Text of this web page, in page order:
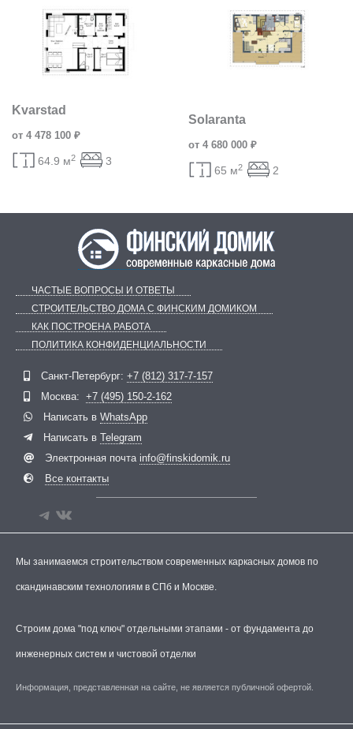
Kvarstad
от 4 478 100 ₽
64.9 м2 3
Solaranta
от 4 680 000 ₽
65 м2 2
ЧАСТЫЕ ВОПРОСЫ И ОТВЕТЫ
СТРОИТЕЛЬСТВО ДОМА С ФИНСКИМ ДОМИКОМ
КАК ПОСТРОЕНА РАБОТА
ПОЛИТИКА КОНФИДЕНЦИАЛЬНОСТИ
Санкт-Петербург: +7 (812) 317-7-157
Москва: +7 (495) 150-2-162
Написать в WhatsApp
Написать в Telegram
Электронная почта info@finskidomik.ru
Все контакты
Мы занимаемся строительством современных каркасных домов по
скандинавским технологиям в СПб и Москве.
Строим дома "под ключ" отдельными этапами - от фундамента до
инженерных систем и чистовой отделки
Информация, представленная на сайте, не является публичной офертой.